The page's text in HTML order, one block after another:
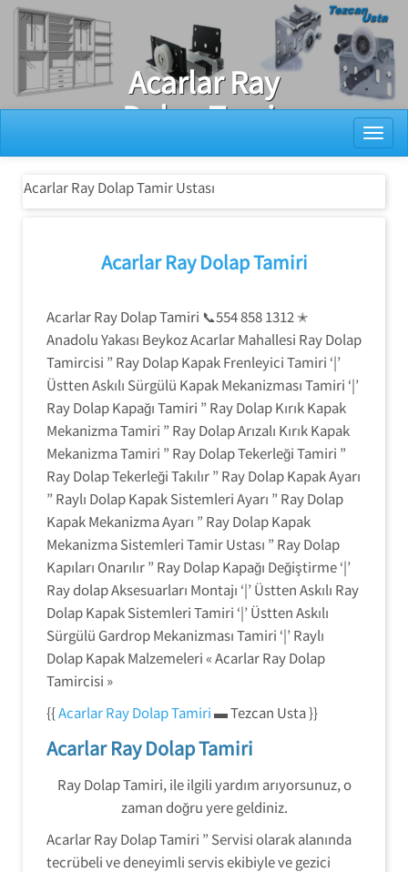
Ray Dolap Tamiri
Acarlar Ray
Dolap Tamir
Ustası
Acarlar Ray Dolap Tamir Ustası
Acarlar Ray Dolap Tamiri
Acarlar Ray Dolap Tamiri 📞554 858 1312 ✭
Anadolu Yakası Beykoz Acarlar Mahallesi Ray Dolap
Tamircisi ” Ray Dolap Kapak Frenleyici Tamiri ‘|’
Üstten Askılı Sürgülü Kapak Mekanizması Tamiri ‘|’
Ray Dolap Kapağı Tamiri ” Ray Dolap Kırık Kapak
Mekanizma Tamiri ” Ray Dolap Arızalı Kırık Kapak
Mekanizma Tamiri ” Ray Dolap Tekerleği Tamiri ”
Ray Dolap Tekerleği Takılır ” Ray Dolap Kapak Ayarı
” Raylı Dolap Kapak Sistemleri Ayarı ” Ray Dolap
Kapak Mekanizma Ayarı ” Ray Dolap Kapak
Mekanizma Sistemleri Tamir Ustası ” Ray Dolap
Kapıları Onarılır ” Ray Dolap Kapağı Değiştirme ‘|’
Ray dolap Aksesuarları Montajı ‘|’ Üstten Askılı Ray
Dolap Kapak Sistemleri Tamiri ‘|’ Üstten Askılı
Sürgülü Gardrop Mekanizması Tamiri ‘|’ Raylı
Dolap Kapak Malzemeleri « Acarlar Ray Dolap
Tamircisi »
{{Acarlar Ray Dolap Tamiri▬ Tezcan Usta }}
Acarlar Ray Dolap Tamiri
Ray Dolap Tamiri, ile ilgili yardım arıyorsunuz, o
zaman doğru yere geldiniz.
Acarlar Ray Dolap Tamiri ” Servisi olarak alanında
tecrübeli ve deneyimli servis ekibiyle ve gezici